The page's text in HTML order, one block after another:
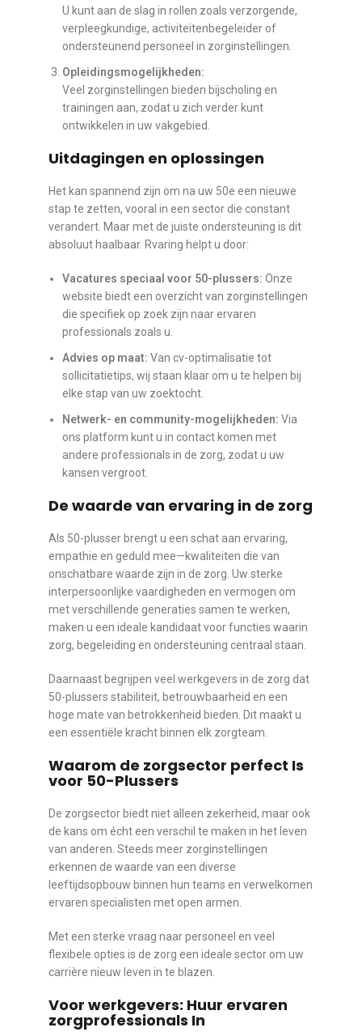
U kunt aan de slag in rollen zoals verzorgende,
verpleegkundige, activiteitenbegeleider of
ondersteunend personeel in zorginstellingen.
Opleidingsmogelijkheden:
Veel zorginstellingen bieden bijscholing en
trainingen aan, zodat u zich verder kunt
ontwikkelen in uw vakgebied.
Uitdagingen en oplossingen
Het kan spannend zijn om na uw 50e een nieuwe
stap te zetten, vooral in een sector die constant
verandert. Maar met de juiste ondersteuning is dit
absoluut haalbaar. Rvaring helpt u door:
Vacatures speciaal voor 50-plussers: Onze
website biedt een overzicht van zorginstellingen
die specifiek op zoek zijn naar ervaren
professionals zoals u.
Advies op maat: Van cv-optimalisatie tot
sollicitatietips, wij staan klaar om u te helpen bij
elke stap van uw zoektocht.
Netwerk- en community-mogelijkheden: Via
ons platform kunt u in contact komen met
andere professionals in de zorg, zodat u uw
kansen vergroot.
De waarde van ervaring in de zorg
Als 50-plusser brengt u een schat aan ervaring,
empathie en geduld mee—kwaliteiten die van
onschatbare waarde zijn in de zorg. Uw sterke
interpersoonlijke vaardigheden en vermogen om
met verschillende generaties samen te werken,
maken u een ideale kandidaat voor functies waarin
zorg, begeleiding en ondersteuning centraal staan.
Daarnaast begrijpen veel werkgevers in de zorg dat
50-plussers stabiliteit, betrouwbaarheid en een
hoge mate van betrokkenheid bieden. Dit maakt u
een essentiële kracht binnen elk zorgteam.
Waarom de zorgsector perfect Is
voor 50-Plussers
De zorgsector biedt niet alleen zekerheid, maar ook
de kans om écht een verschil te maken in het leven
van anderen. Steeds meer zorginstellingen
erkennen de waarde van een diverse
leeftijdsopbouw binnen hun teams en verwelkomen
ervaren specialisten met open armen.
Met een sterke vraag naar personeel en veel
flexibele opties is de zorg een ideale sector om uw
carrière nieuw leven in te blazen.
Voor werkgevers: Huur ervaren
zorgprofessionals In